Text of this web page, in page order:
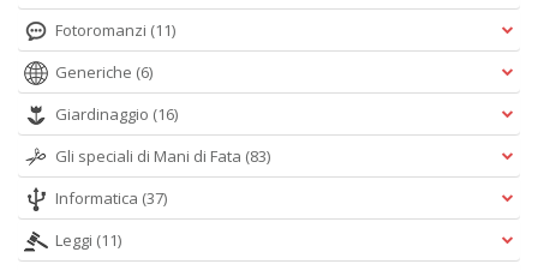
Fotoromanzi (11)
Generiche (6)
Giardinaggio (16)
Gli speciali di Mani di Fata (83)
Informatica (37)
Leggi (11)